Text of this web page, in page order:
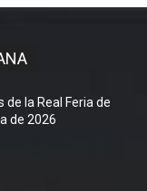
de la Real Feria de
de 2026